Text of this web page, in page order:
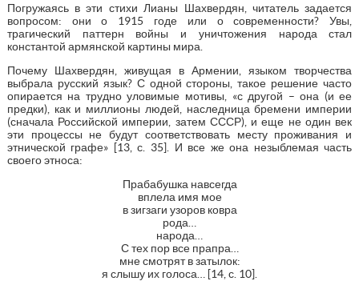
Погружаясь в эти стихи Лианы Шахвердян, читатель задается
вопросом: они о 1915 годе или о современности? Увы,
трагический паттерн войны и уничтожения народа стал
константой армянской картины мира.
Почему Шахвердян, живущая в Армении, языком творчества
выбрала русский язык? С одной стороны, такое решение часто
опирается на трудно уловимые мотивы, «с другой – она (и ее
предки), как и миллионы людей, наследница бремени империи
(сначала Российской империи, затем СССР), и еще не один век
эти процессы не будут соответствовать месту проживания и
этнической графе» [13, с. 35]. И все же она незыблемая часть
своего этноса:
Прабабушка навсегда
вплела имя мое
в зигзаги узоров ковра
рода…
народа…
С тех пор все прапра…
мне смотрят в затылок:
я слышу их голоса… [14, с. 10].